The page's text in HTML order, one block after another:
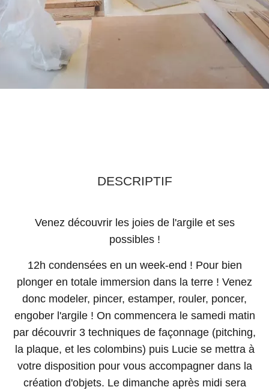
DESCRIPTIF
Venez découvrir les joies de l'argile et ses
possibles !
12h condensées en un week-end ! Pour bien
plonger en totale immersion dans la terre ! Venez
donc modeler, pincer, estamper, rouler, poncer,
engober l'argile ! On commencera le samedi matin
par découvrir 3 techniques de façonnage (pitching,
la plaque, et les colombins) puis Lucie se mettra à
votre disposition pour vous accompagner dans la
création d'objets. Le dimanche après midi sera